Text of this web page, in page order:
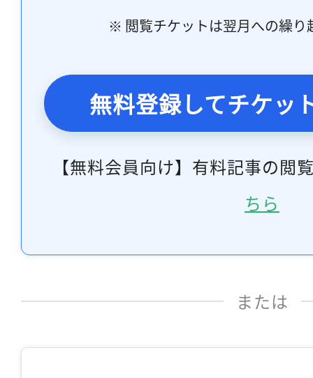
※ 閲覧チケットは翌月への繰り
無料登録してチケッ
【無料会員向け】有料記事の閲
ちら
または